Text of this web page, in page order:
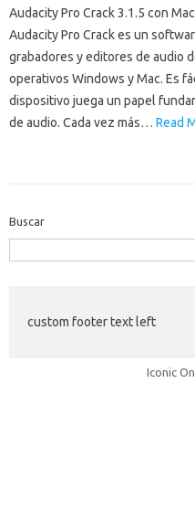
Audacity Pro Crack 3.1.5 con
Audacity Pro Crack es un
grabadores y editores de audio
operativos Windows y Mac. Es
dispositivo juega un papel
de audio. Cada vez más… Read
Buscar
custom footer text left
Iconic